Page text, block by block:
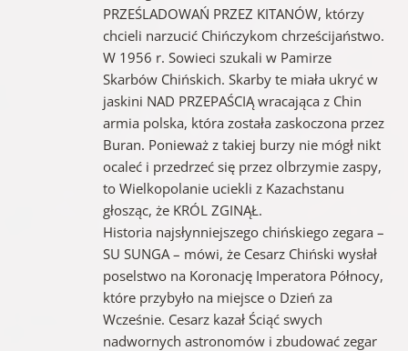
PRZEŚLADOWAŃ PRZEZ KITANÓW, którzy
chcieli narzucić Chińczykom chrześcijaństwo.
W 1956 r. Sowieci szukali w Pamirze
Skarbów Chińskich. Skarby te miała ukryć w
jaskini NAD PRZEPAŚCIĄ wracająca z Chin
armia polska, która została zaskoczona przez
Buran. Ponieważ z takiej burzy nie mógł nikt
ocaleć i przedrzeć się przez olbrzymie zaspy,
to Wielkopolanie uciekli z Kazachstanu
głosząc, że KRÓL ZGINĄŁ.
Historia najsłynniejszego chińskiego zegara –
SU SUNGA – mówi, że Cesarz Chiński wysłał
poselstwo na Koronację Imperatora Północy,
które przybyło na miejsce o Dzień za
Wcześnie. Cesarz kazał Ściąć swych
nadwornych astronomów i zbudować zegar